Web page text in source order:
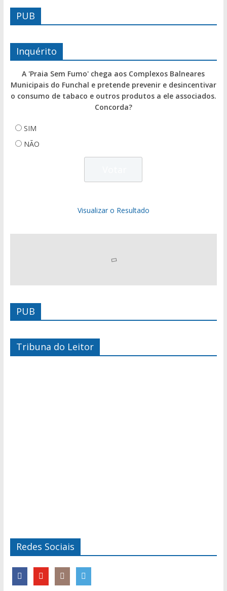
PUB
Inquérito
A 'Praia Sem Fumo' chega aos Complexos Balneares
Municipais do Funchal e pretende prevenir e desincentivar
o consumo de tabaco e outros produtos a ele associados.
Concorda?
SIM
NÃO
Visualizar o Resultado
PUB
Tribuna do Leitor
Redes Sociais